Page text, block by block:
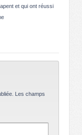
et qui ont réussi
Les champs